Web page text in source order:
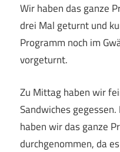
Wir haben das ganze
drei Mal geturnt und
Programm noch im
vorgeturnt.
Zu Mittag haben wir
Sandwiches
haben wir das ganze
durchgenommen, da